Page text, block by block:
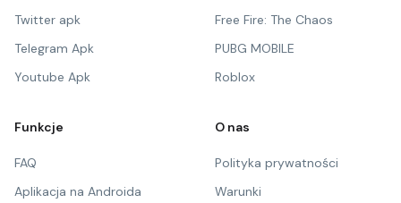
Twitter apk
Telegram Apk
Youtube Apk
Free Fire: The Chaos
PUBG MOBILE
Roblox
Funkcje
FAQ
Aplikacja na Androida
O nas
Polityka prywatności
Warunki